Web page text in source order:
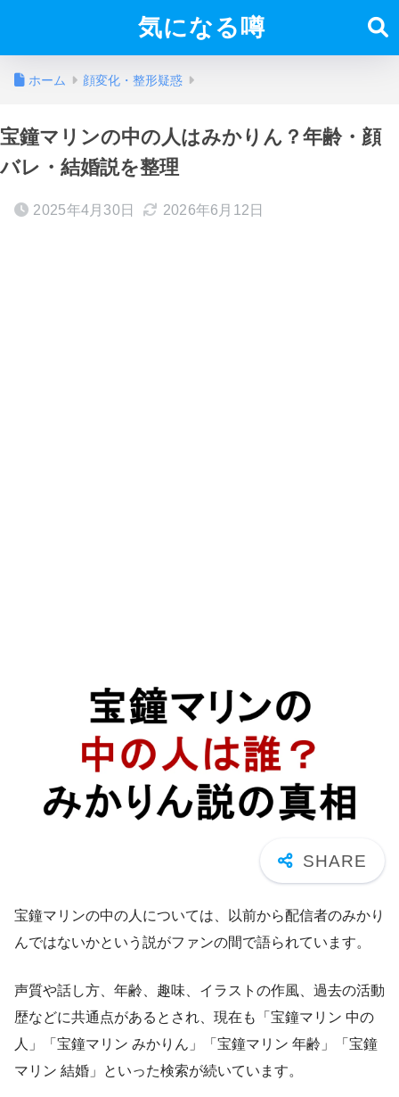
気になる噂
ホーム 顔変化・整形疑惑
宝鐘マリンの中の人はみかりん？年齢・顔
バレ・結婚説を整理
2025年4月30日 2026年6月12日
宝鐘マリンの中の人については、以前から配信者のみかり
んではないかという説がファンの間で語られています。
声質や話し方、年齢、趣味、イラストの作風、過去の活動
歴などに共通点があるとされ、現在も「宝鐘マリン 中の
人」「宝鐘マリン みかりん」「宝鐘マリン 年齢」「宝鐘
マリン 結婚」といった検索が続いています。